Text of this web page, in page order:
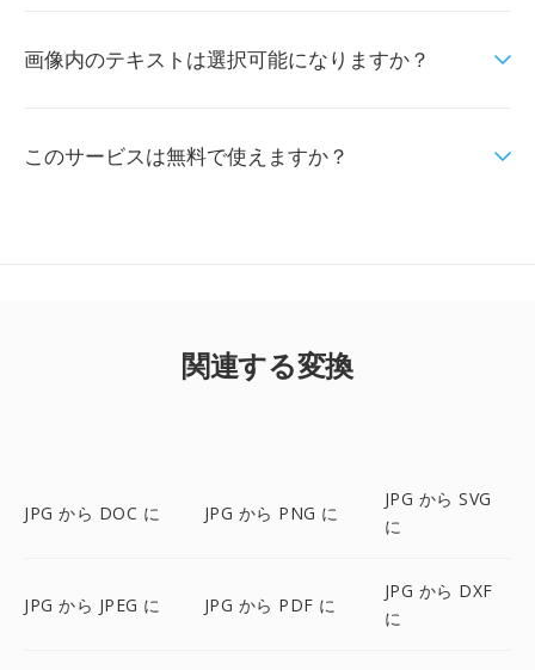
画像内のテキストは選択可能になりますか？
このサービスは無料で使えますか？
関連する変換
JPG から DOC に JPG から PNG に
JPG から SVG
に
JPG から JPEG に JPG から PDF に
JPG から DXF
に